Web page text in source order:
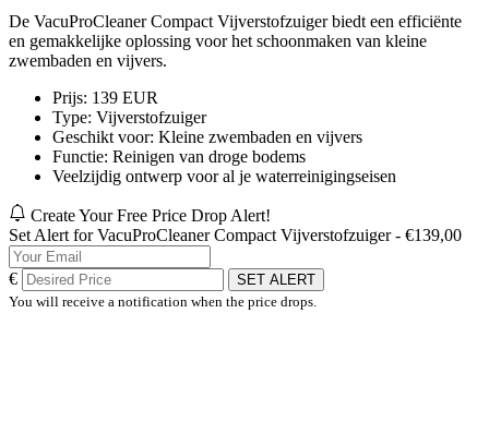
De VacuProCleaner Compact Vijverstofzuiger biedt een efficiënte
en gemakkelijke oplossing voor het schoonmaken van kleine
zwembaden en vijvers.
Prijs: 139 EUR
Type: Vijverstofzuiger
Geschikt voor: Kleine zwembaden en vijvers
Functie: Reinigen van droge bodems
Veelzijdig ontwerp voor al je waterreinigingseisen
Create Your Free Price Drop Alert!
Set Alert for VacuProCleaner Compact Vijverstofzuiger - €139,00
€
SET ALERT
You will receive a notification when the price drops.